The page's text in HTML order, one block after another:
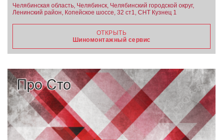
Челябинская область, Челябинск, Челябинский городской округ,
Ленинский район, Копейское шоссе, 32 ст1, СНТ Кузнец 1
ОТКРЫТЬ
Шиномонтажный сервис